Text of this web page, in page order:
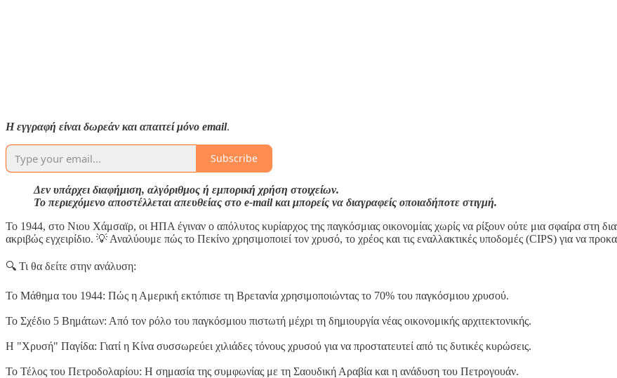
Η εγγραφή είναι δωρεάν και απαιτεί μόνο email.
Subscribe
Δεν υπάρχει διαφήμιση, αλγόριθμος ή εμπορική χρήση στοιχείων.
Το περιεχόμενο αποστέλλεται απευθείας στο e-mail και μπορείς να διαγραφείς οποιαδήποτε στιγμή.
Το 1944, στο Νιου Χάμσαϊρ, οι ΗΠΑ έγιναν ο απόλυτος κυρίαρχος της παγκόσμιας οικονομίας χωρίς να ρίξουν ούτε μια σφαίρα στη
ακριβώς εγχειρίδιο. 💡 Αναλύουμε πώς το Πεκίνο χρησιμοποιεί τον χρυσό, το χρέος και τις εναλλακτικές υποδομές (CIPS) για να
🔍 Τι θα δείτε στην ανάλυση:
Το Μάθημα του 1944: Πώς η Αμερική εκτόπισε τη Βρετανία χρησιμοποιώντας το 70% του παγκόσμιου χρυσού.
Το Σχέδιο 5 Βημάτων: Από τον ρόλο του παγκόσμιου πιστωτή μέχρι τη δημιουργία νέας οικονομικής αρχιτεκτονικής.
Η "Χρυσή" Παγίδα: Γιατί η Κίνα συσσωρεύει χιλιάδες τόνους χρυσού για να προστατευτεί από τις δυτικές κυρώσεις.
Το Τέλος του Πετροδολαρίου: Η σημασία της συμφωνίας με τη Σαουδική Αραβία και η ανάδυση του Πετρογουάν.